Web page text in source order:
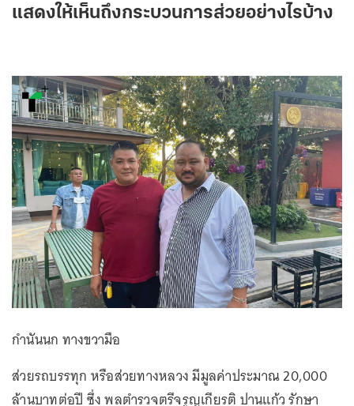
แสดงให้เห็นถึงกระบวนการส่วยอย่างไรบ้าง
กำนันนก ทางขวามือ
ส่วยรถบรรทุก หรือส่วยทางหลวง มีมูลค่าประมาณ 20,000
ล้านบาทต่อปี ซึ่ง พลตำรวจตรีจรูญเกียรติ ปานแก้ว รักษา